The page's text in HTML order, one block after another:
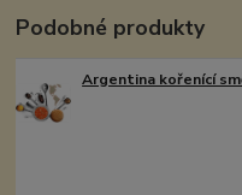
Podobné produkty
Argentina kořenící